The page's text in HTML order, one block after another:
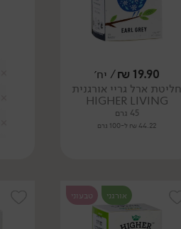
19.90
₪/ יח׳
חליטת ארל גריי אורגנית
HIGHER LIVING
45 גרם
44.22 ₪ ל-100 גרם
אורגני טבעוני